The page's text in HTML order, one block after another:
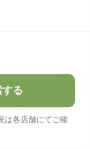
る
は各店舗にてご確